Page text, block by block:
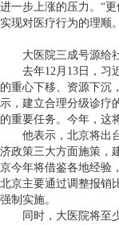
进一步上涨的压力。“
实现对医疗行为的理顺
大医院三成号源给
去年12月 13 日，习
的重心下移、资源下沉
示，建立合理分级诊疗
的重要任务。今年，这
他表示，北京将出
济政策三大方面施策，
京今年将借鉴各地经验
北京主要通过调整报销
强制实施。
同时，大医院将至